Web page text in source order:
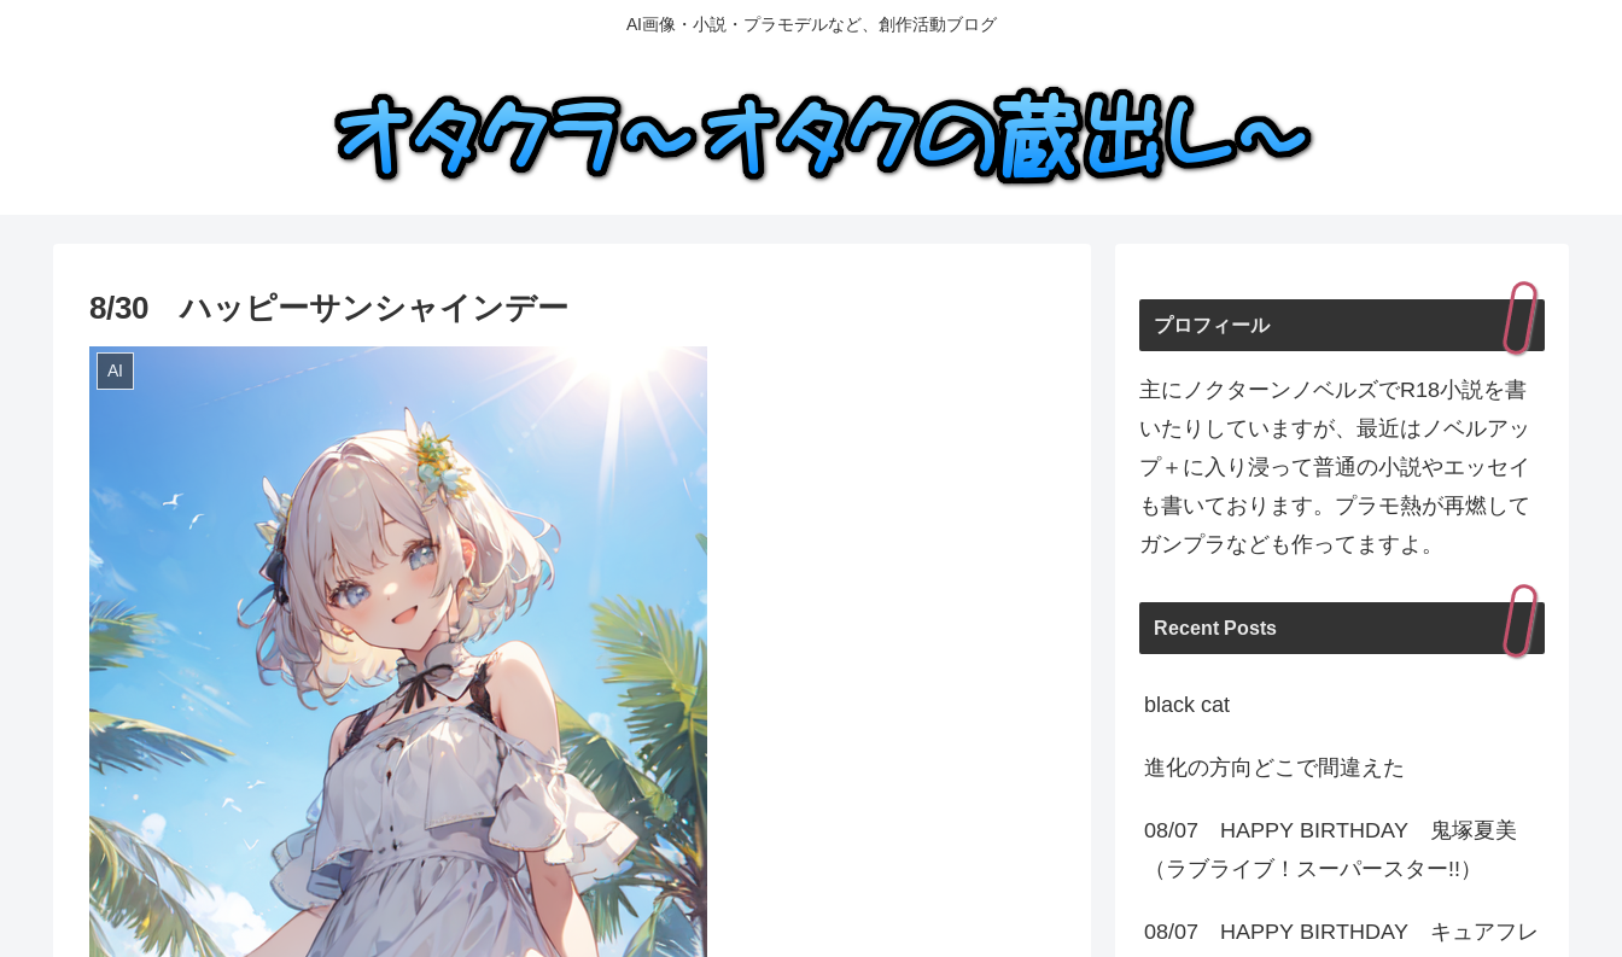
AI画像・小説・プラモデルなど、創作活動ブログ
8/30 ハッピーサンシャインデー
AI
プロフィール
主にノクターンノベルズでR18小説を書
いたりしていますが、最近はノベルアッ
プ＋に入り浸って普通の小説やエッセイ
も書いております。プラモ熱が再燃して
ガンプラなども作ってますよ。
Recent Posts
black cat
進化の方向どこで間違えた
08/07 HAPPY BIRTHDAY 鬼塚夏美
（ラブライブ！スーパースター!!）
08/07 HAPPY BIRTHDAY キュアフレ